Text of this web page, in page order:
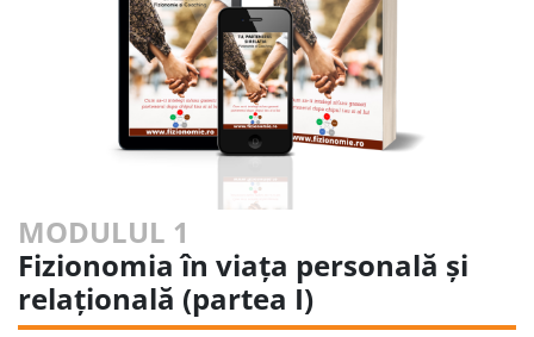
MODULUL 1
Fizionomia în viața personală și
relațională (partea I)